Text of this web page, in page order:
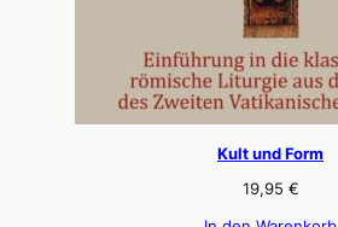
Kult und Form
19,95 €